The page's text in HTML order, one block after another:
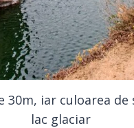
30m, iar culoarea
lac glaciar